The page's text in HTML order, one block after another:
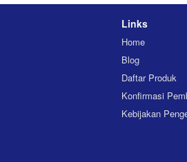
Links
Home
Blog
Daftar Produk
Konfirmasi
Kebijakan